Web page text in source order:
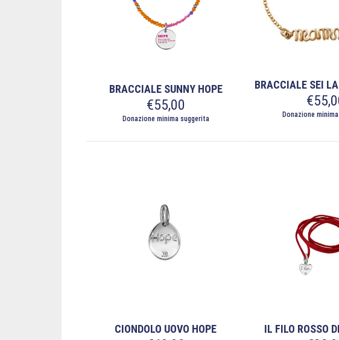
essere
scelte
BRACCIALE SUNNY HOPE
€55,00
Donazione minima suggerita
BRACCIALE SEI
€
Donazione
CIONDOLO UOVO HOPE IL FILO ROSSO